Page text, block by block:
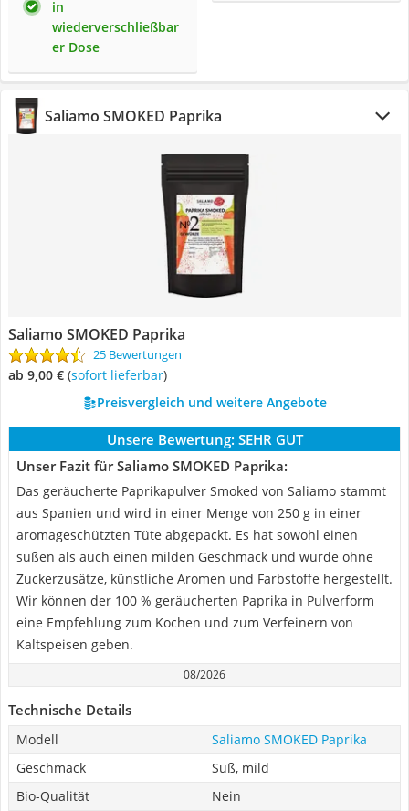
in
wiederverschließbar
er Dose
Saliamo SMOKED Paprika
Saliamo SMOKED Paprika
25 Bewertungen
ab 9,00 € ( Sofort lieferbar)
Preisvergleich und weitere Angebote
Unsere Bewertung: SEHR GUT
Unser Fazit für Saliamo SMOKED Paprika:
Das geräucherte Paprikapulver Smoked von Saliamo stammt
aus Spanien und wird in einer Menge von 250 g in einer
aromageschützten Tüte abgepackt. Es hat sowohl einen
süßen als auch einen milden Geschmack und wurde ohne
Zuckerzusätze, künstliche Aromen und Farbstoffe hergestellt.
Wir können der 100 % geräucherten Paprika in Pulverform
eine Empfehlung zum Kochen und zum Verfeinern von
Kaltspeisen geben.
08/2026
Technische Details
Modell
Saliamo SMOKED Paprika
Geschmack
Süß, mild
Bio-Qualität
Nein